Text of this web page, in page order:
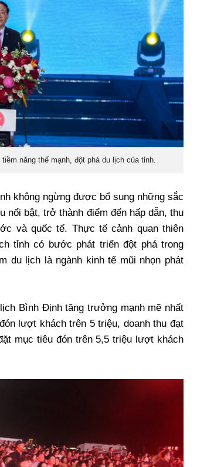
năng thế mạnh, đột phá du lịch của tỉnh.
không ngừng được bổ sung những sắc
bật, trở thành điểm đến hấp dẫn, thu
và quốc tế. Thực tế cảnh quan thiên
tỉnh có bước phát triển đột phá trong
du lịch là ngành kinh tế mũi nhọn phát
Bình Định tăng trưởng mạnh mẽ nhất
lượt khách trên 5 triệu, doanh thu đạt
mục tiêu đón trên 5,5 triệu lượt khách